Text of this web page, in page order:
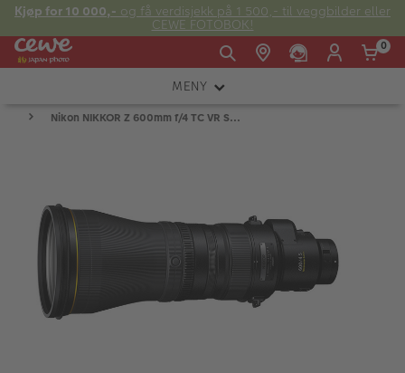
Kjøp for 10 000,- og få verdisjekk på 1 500,- til veggbilder eller
CEWE FOTOBOK!
Fre:
20:00
E-post:
kundeservice@japanphoto.no
0
MENY
KAMERA
LYS OG STUDIO
ANALOG
Nikon NIKKOR Z 600mm f/4 TC VR S...